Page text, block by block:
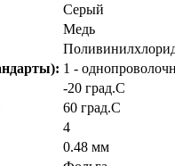
Серый
Медь
1 -
-20 град.C
60 град.C
4
0.48 мм